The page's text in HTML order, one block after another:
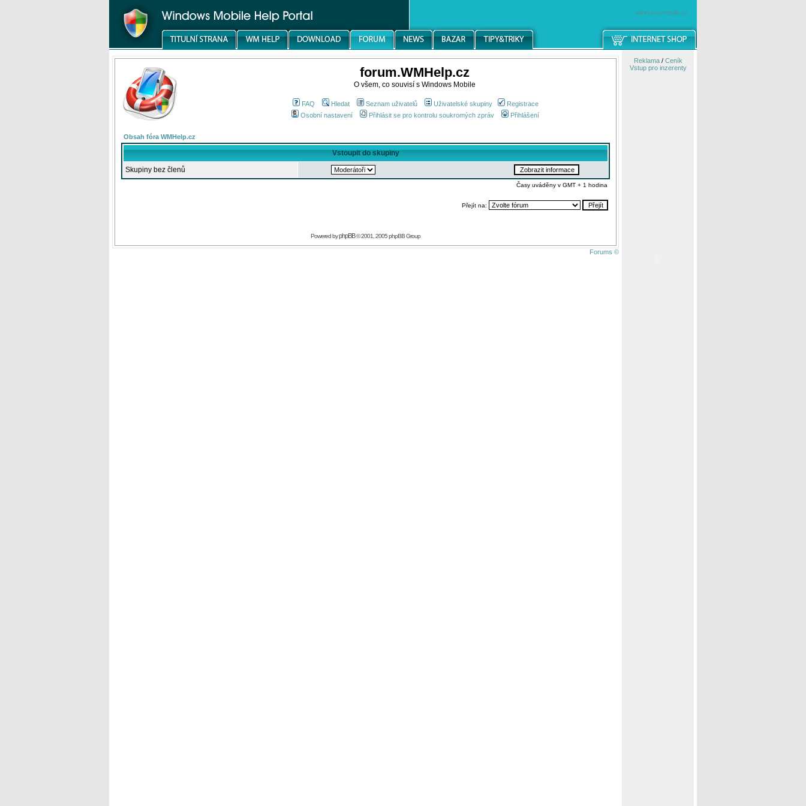
windowsmobile.cz
forum.WMHelp.cz
O všem, co souvisí s Windows Mobile
FAQ Hledat Seznam uživatelů Uživatelské skupiny
Registrace
Osobní nastavení
Přihlásit se pro kontrolu soukromých zpráv Přihlášení
Obsah fóra WMHelp.cz
Vstoupit do skupiny
Skupiny bez členů
Časy uváděny v GMT + 1 hodina
Přejít na:
Powered byphpBB© 2001, 2005 phpBB Group
Forums ©
Reklama/ Ceník
Vstup pro inzerenty